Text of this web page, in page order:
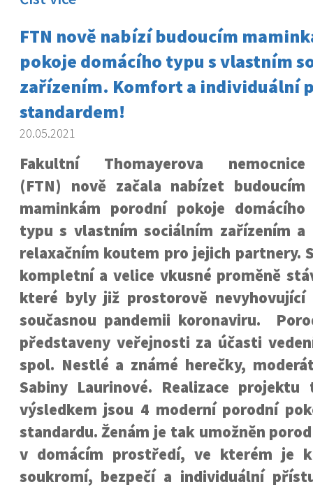
FTN nově nabízí budoucím
pokoje domácího typu s vlastním
zařízením. Komfort a individuální
standardem!
20.05.2021
Fakultní Thomayerova nemocnice
(FTN) nově začala nabízet budoucím
maminkám porodní pokoje domácího
typu s vlastním sociálním zařízením a
relaxačním koutem pro jejich partnery.
kompletní a velice vkusné proměně
které byly již prostorově
současnou pandemii koronaviru.
představeny veřejnosti za účasti
spol. Nestlé a známé herečky,
Sabiny Laurinové. Realizace
výsledkem jsou 4 moderní porodní
standardu. Ženám je tak umožněn
v domácím prostředí, ve kterém je
soukromí, bezpečí a individuální